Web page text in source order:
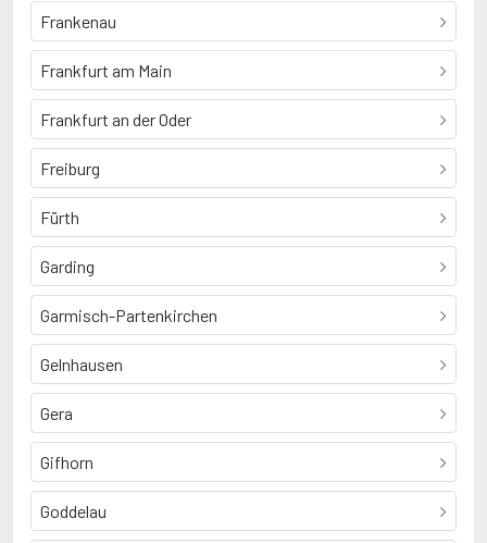
Frankenau
Frankfurt am Main
Frankfurt an der Oder
Freiburg
Fürth
Garding
Garmisch-Partenkirchen
Gelnhausen
Gera
Gifhorn
Goddelau